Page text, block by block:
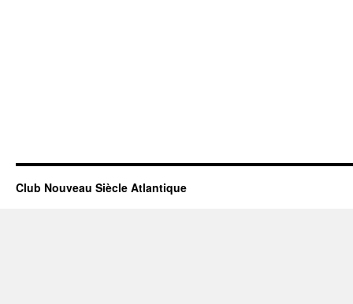
Club Nouveau Siècle Atlantique